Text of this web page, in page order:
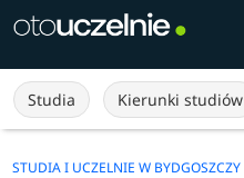
Studia Kierunki studiów
STUDIA I UCZELNIE W BYDGOSZCZY